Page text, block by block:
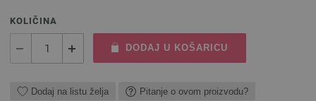
KOLIČINA
DODAJ U KOŠARICU
Dodaj na listu želja Pitanje o ovom proizvodu?